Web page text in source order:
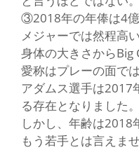
③2018年の年俸は4億
メジャーでは然程高
身体の大きさからBig
愛称はプレーの面で
アダムス選手は2017
る存在となりました。
しかし、年齢は2018
もう若手とは言えませ